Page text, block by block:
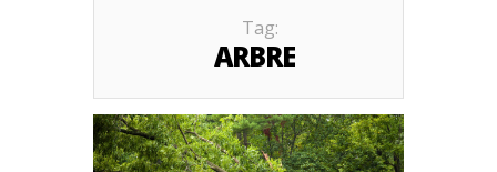
Tag:
ARBRE